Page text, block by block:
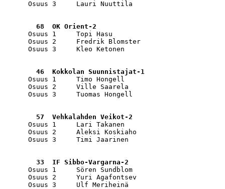
Osuus 3     Lauri Nuuttila
68  OK Orient-2
Osuus 1     Topi Hasu
Osuus 2     Fredrik Blomster
Osuus 3     Kleo Ketonen
46  Kokkolan Suunnistajat-1
Osuus 1     Timo Hongell
Osuus 2     Ville Saarela
Osuus 3     Tuomas Hongell
57  Vehkalahden Veikot-2
Osuus 1     Lari Takanen
Osuus 2     Aleksi Koskiaho
Osuus 3     Timi Jaarinen
33  IF Sibbo-Vargarna-2
Osuus 1     Sören Sundblom
Osuus 2     Yuri Agafontsev
Osuus 3     Ulf Meriheinä